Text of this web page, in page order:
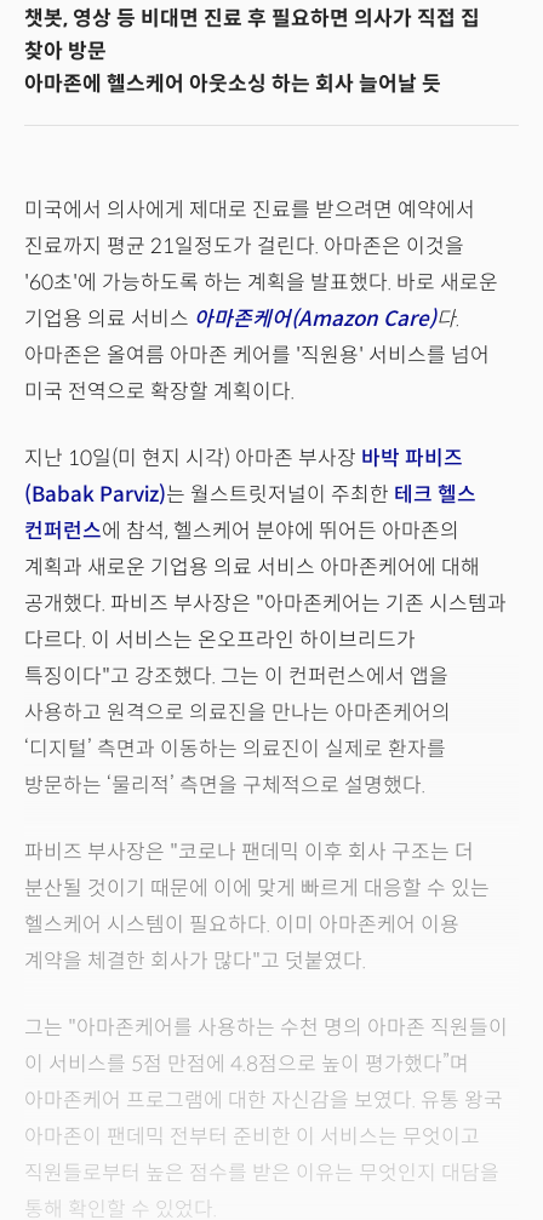
챗봇, 영상 등 비대면 진료 후 필요하면 의사가 직접 집
찾아 방문
아마존에 헬스케어 아웃소싱 하는 회사 늘어날 듯
미국에서 의사에게 제대로 진료를 받으려면 예약에서
진료까지 평균 21일정도가 걸린다. 아마존은 이것을
'60초'에 가능하도록 하는 계획을 발표했다. 바로 새로운
기업용 의료 서비스 아마존케어(Amazon Care)다.
아마존은 올여름 아마존 케어를 '직원용' 서비스를 넘어
미국 전역으로 확장할 계획이다.
지난 10일(미 현지 시각) 아마존 부사장 바박 파비즈
(Babak Parviz)는 월스트릿저널이 주최한 테크 헬스
컨퍼런스에 참석, 헬스케어 분야에 뛰어든 아마존의
계획과 새로운 기업용 의료 서비스 아마존케어에 대해
공개했다. 파비즈 부사장은 "아마존케어는 기존 시스템과
다르다. 이 서비스는 온오프라인 하이브리드가
특징이다"고 강조했다. 그는 이 컨퍼런스에서 앱을
사용하고 원격으로 의료진을 만나는 아마존케어의
‘디지털’ 측면과 이동하는 의료진이 실제로 환자를
방문하는 ‘물리적’ 측면을 구체적으로 설명했다.
파비즈 부사장은 "코로나 팬데믹 이후 회사 구조는 더
분산될 것이기 때문에 이에 맞게 빠르게 대응할 수 있는
헬스케어 시스템이 필요하다. 이미 아마존케어 이용
계약을 체결한 회사가 많다"고 덧붙였다.
그는 "아마존케어를 사용하는 수천 명의 아마존 직원들이
이 서비스를 5점 만점에 4.8점으로 높이 평가했다”며
아마존케어 프로그램에 대한 자신감을 보였다. 유통 왕국
아마존이 팬데믹 전부터 준비한 이 서비스는 무엇이고
직원들로부터 높은 점수를 받은 이유는 무엇인지 대담을
통해 확인할 수 있었다.